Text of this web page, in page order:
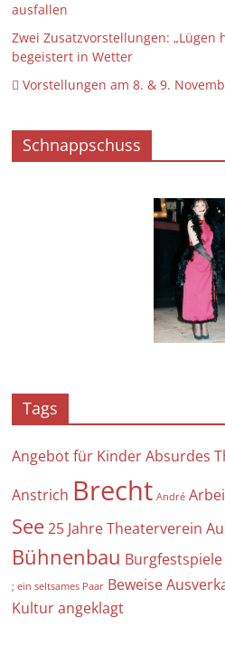
ausfallen
Zwei Zusatzvorstellungen: „Lügen
begeistert in Wetter
 Vorstellungen am 8. & 9.
Schnappschuss
Tags
Angebot für Kinder Absurdes
Anstrich Brecht André
See 25 Jahre Theaterverein
Bühnenbau
; ein seltsames Paar Beweise
Kultur angeklagt